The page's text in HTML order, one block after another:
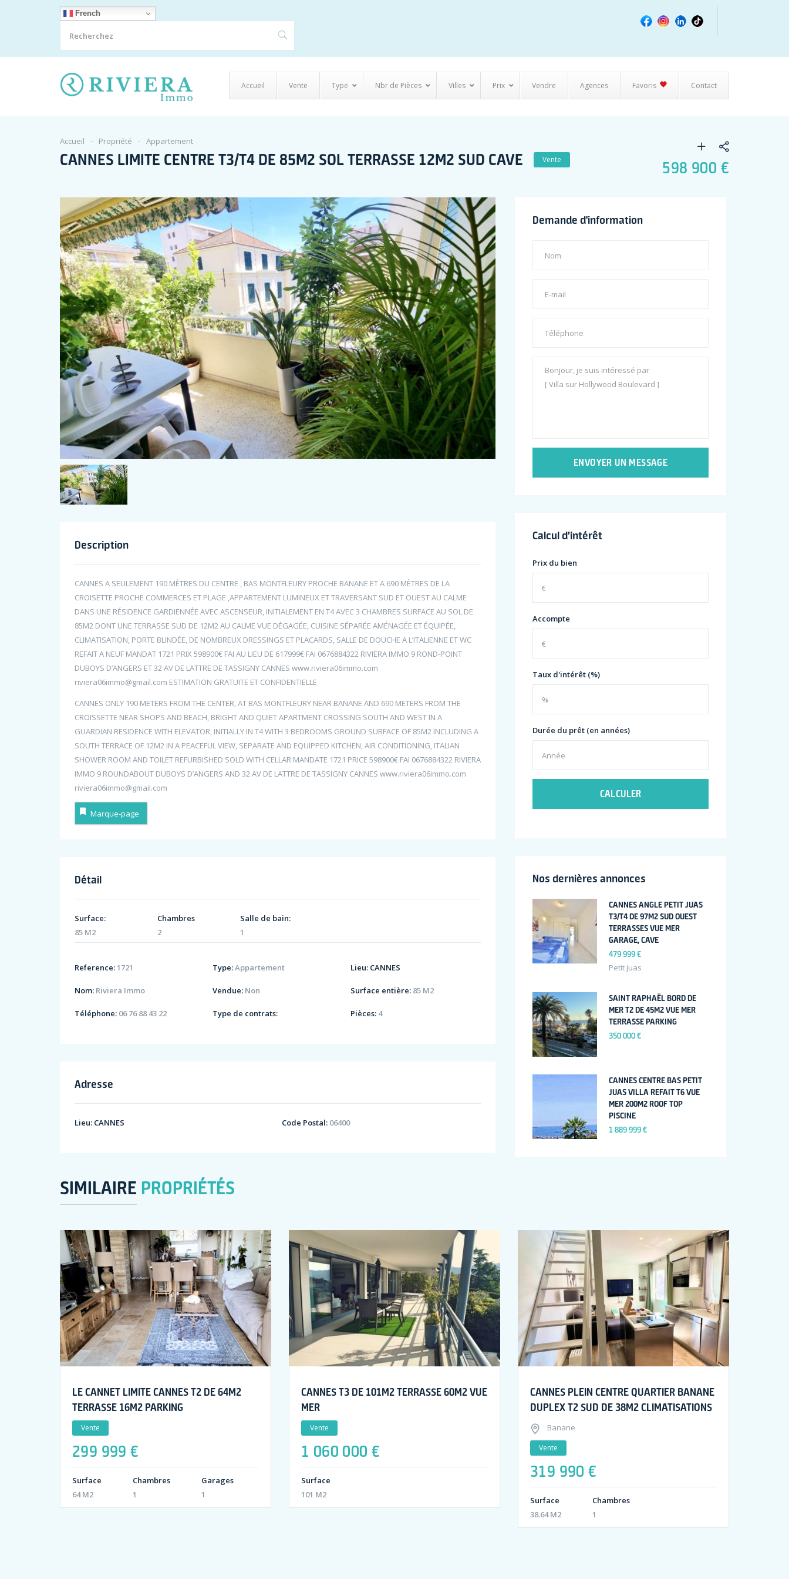
French
Accueil Vente Type Nbr de Pièces Villes Prix Vendre Agences Favoris Contact
598 900 €
Accueil Propriété Appartement
CANNES LIMITE CENTRE T3/T4 DE 85M2 SOL TERRASSE 12M2 SUD CAVE Vente
Description
CANNES A SEULEMENT 190 MÈTRES DU CENTRE , BAS MONTFLEURY PROCHE BANANE ET A 690 MÈTRES DE LA
CROISETTE PROCHE COMMERCES ET PLAGE ,APPARTEMENT LUMINEUX ET TRAVERSANT SUD ET OUEST AU CALME
DANS UNE RÉSIDENCE GARDIENNÉE AVEC ASCENSEUR, INITIALEMENT EN T4 AVEC 3 CHAMBRES SURFACE AU SOL DE
85M2 DONT UNE TERRASSE SUD DE 12M2 AU CALME VUE DÉGAGÉE, CUISINE SÉPARÉE AMÉNAGÉE ET ÉQUIPÉE,
CLIMATISATION, PORTE BLINDÉE, DE NOMBREUX DRESSINGS ET PLACARDS, SALLE DE DOUCHE A L’ITALIENNE ET WC
REFAIT A NEUF MANDAT 1721 PRIX 598900€ FAI AU LIEU DE 617999€ FAI 0676884322 RIVIERA IMMO 9 ROND-POINT
DUBOYS D’ANGERS ET 32 AV DE LATTRE DE TASSIGNY CANNES www.riviera06immo.com
riviera06immo@gmail.com ESTIMATION GRATUITE ET CONFIDENTIELLE
CANNES ONLY 190 METERS FROM THE CENTER, AT BAS MONTFLEURY NEAR BANANE AND 690 METERS FROM THE
CROISSETTE NEAR SHOPS AND BEACH, BRIGHT AND QUIET APARTMENT CROSSING SOUTH AND WEST IN A
GUARDIAN RESIDENCE WITH ELEVATOR, INITIALLY IN T4 WITH 3 BEDROOMS GROUND SURFACE OF 85M2 INCLUDING A
SOUTH TERRACE OF 12M2 IN A PEACEFUL VIEW, SEPARATE AND EQUIPPED KITCHEN, AIR CONDITIONING, ITALIAN
SHOWER ROOM AND TOILET REFURBISHED SOLD WITH CELLAR MANDATE 1721 PRICE 598900€ FAI 0676884322 RIVIERA
IMMO 9 ROUNDABOUT DUBOYS D’ANGERS AND 32 AV DE LATTRE DE TASSIGNY CANNES www.riviera06immo.com
riviera06immo@gmail.com
Marque-page
Détail
Surface:
85 M2
Chambres
2
Salle de bain:
1
Reference: 1721
Nom: Riviera Immo
Téléphone: 06 76 88 43 22
Type:Appartement
Vendue: Non
Type de contrats:
Lieu: CANNES
Surface entière: 85 M2
Pièces: 4
Adresse
Lieu: CANNES Code Postal:06400
Demande d'information
ENVOYER UN MESSAGE
Calcul d’intérêt
Prix du bien
Accompte
Taux d'intérêt (%)
Durée du prêt (en années)
CALCULER
Nos dernières annonces
CANNES ANGLE PETIT JUAS
T3/T4 DE 97M2 SUD OUEST
TERRASSES VUE MER
GARAGE, CAVE
479 999 €
Petit juas
SAINT RAPHAËL BORD DE
MER T2 DE 45M2 VUE MER
TERRASSE PARKING
350 000 €
CANNES CENTRE BAS PETIT
JUAS VILLA REFAIT T6 VUE
MER 200M2 ROOF TOP
PISCINE
1 889 999 €
SIMILAIRE PROPRIÉTÉS
LE CANNET LIMITE CANNES T2 DE 64M2
TERRASSE 16M2 PARKING
Vente
299 999 €
Surface
64 M2
Chambres
1
Garages
1
CANNES T3 DE 101M2 TERRASSE 60M2 VUE
MER
Vente
1 060 000 €
Surface
101 M2
CANNES PLEIN CENTRE QUARTIER BANANE
DUPLEX T2 SUD DE 38M2 CLIMATISATIONS
Banane
Vente
319 990 €
Surface
38.64 M2
Chambres
1